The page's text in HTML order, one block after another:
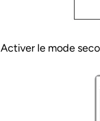
Activer le mode